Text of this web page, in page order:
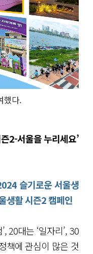
했다.
2-서울을 누리세요’
슬기로운 서울생
생활 시즌2 캠페인
20대는 ‘일자리’, 30
책에 관심이 많은 것